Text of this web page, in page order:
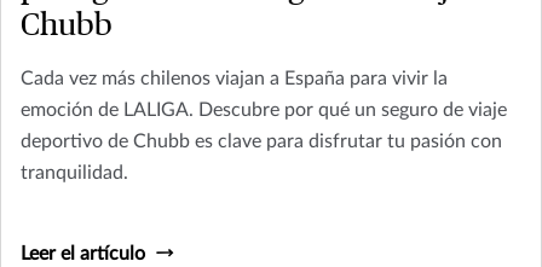
Chubb
Cada vez más chilenos viajan a España para vivir la
emoción de LALIGA. Descubre por qué un seguro de viaje
deportivo de Chubb es clave para disfrutar tu pasión con
tranquilidad.
Leer el artículo